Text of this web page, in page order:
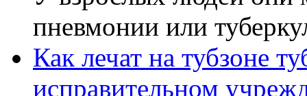
пневмонии или
Как лечат на тубзоне
исправительном